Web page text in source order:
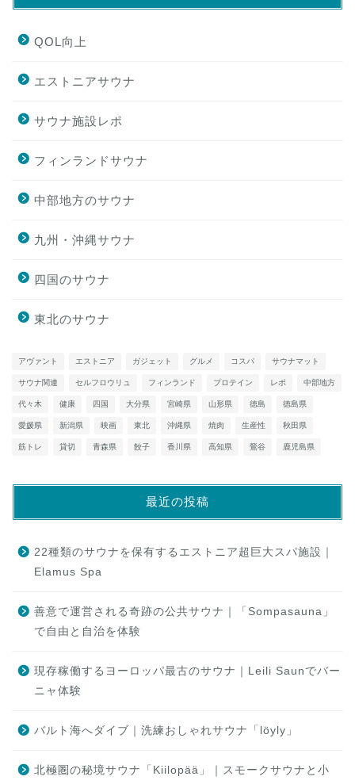
QOL向上
エストニアサウナ
サウナ施設レポ
フィンランドサウナ
中部地方のサウナ
九州・沖縄サウナ
四国のサウナ
東北のサウナ
アヴァント エストニア ガジェット グルメ コスパ サウナマット
サウナ関連 セルフロウリュ フィンランド プロテイン レポ 中部地方
代々木 健康 四国 大分県 宮崎県 山形県 徳島 徳島県
愛媛県 新潟県 映画 東北 沖縄県 焼肉 生産性 秋田県
筋トレ 貸切 青森県 餃子 香川県 高知県 鶯谷 鹿児島県
最近の投稿
22種類のサウナを保有するエストニア超巨大スパ施設｜
Elamus Spa
善意で運営される奇跡の公共サウナ｜「Sompasauna」
で自由と自治を体験
現存稼働するヨーロッパ最古のサウナ｜Leili Saunでバー
ニャ体験
バルト海へダイブ｜洗練おしゃれサウナ「löyly」
北極圏の秘境サウナ「Kiilopää」｜スモークサウナと小